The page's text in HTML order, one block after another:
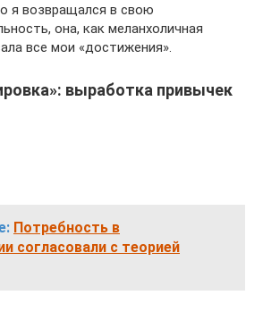
я возвращался в свою
она, как меланхоличная
все мои «достижения».
выработка привычек
Потребность в
согласовали с теорией